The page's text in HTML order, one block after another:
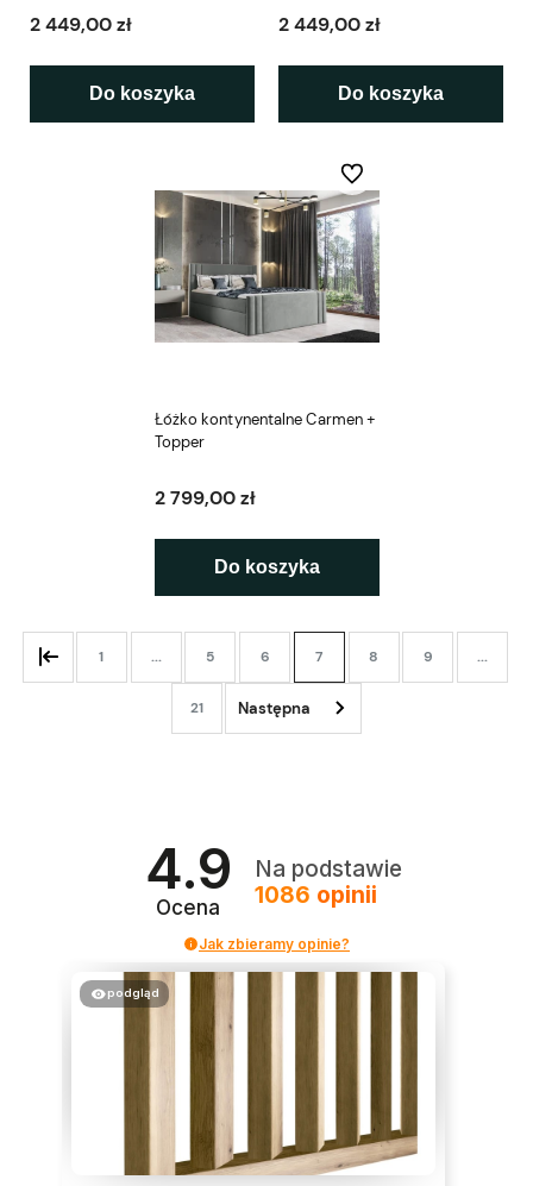
2 449,00 zł
Do koszyka
2 449,00 zł
Do koszyka
Łóżko kontynentalne Carmen +
Topper
2 799,00 zł
Do koszyka
Do ulubionych
1 ... 5 6 7 8 9 ...
21
4.9
Ocena
Na podstawie
1086 opinii
Jak zbieramy opinie?
podgląd